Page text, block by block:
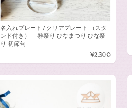
名入れプレート / クリアプレート （スタ
ンド付き）｜ 雛祭り ひなまつり ひな祭
り 初節句
¥2,300